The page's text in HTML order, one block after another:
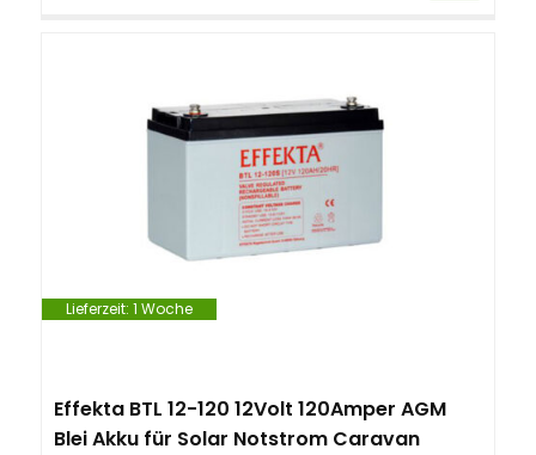
Lieferzeit: 1 Woche
Effekta BTL 12-120 12Volt 120Amper AGM
Blei Akku für Solar Notstrom Caravan